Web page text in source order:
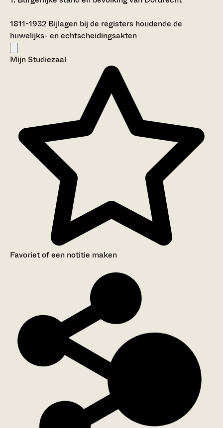
1811-1932 Bijlagen bij de registers houdende de
huwelijks- en echtscheidingsakten
Mijn Studiezaal
Favoriet of een notitie maken